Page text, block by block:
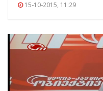
15-10-2015, 11:29